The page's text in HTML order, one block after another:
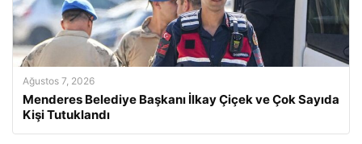
Ağustos 7, 2026
Menderes Belediye Başkanı İlkay Çiçek ve Çok Sayıda
Kişi Tutuklandı